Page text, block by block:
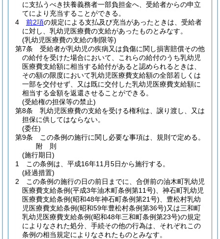
に支払うべき扶養義務者一部負担金へ、受給者からの申立
てにより充当することができる。
4
前2項の規定による支払及び充当があったときは、受給者
に対し、乳幼児医療費の支給があったものとみなす。
(乳幼児医療費の支給の制限等)
第7条
受給者が乳幼児の疾病又は負傷に関し損害賠償その他
の給付を受けた場合において、これらの給付のうち乳幼児
医療費支給額に相当する給付があると認められるときは、
その額の限度において乳幼児医療費支給額の全部若しくは
一部を交付せず、又は既に交付した乳幼児医療費支給額に
相当する金額を返還させることができる。
(受給権の担保等の禁止)
第8条
乳幼児医療費の支給を受ける権利は、譲り渡し、又は
担保に供してはならない。
(委任)
第9条
この条例の施行に関し必要な事項は、規則で定める。
附 則
(施行期日)
1
この条例は、平成16年11月5日から施行する。
(経過措置)
2
この条例の施行の日の前日までに、合併前の油木町乳幼児
医療費支給条例(平成3年油木町条例第11号) 、神石町乳幼児
医療費支給条例(昭和48年神石町条例第21号) 、豊松村乳幼
児医療費支給条例(昭和59年豊松村条例第36号)又は三和町
乳幼児医療費支給条例(昭和48年三和町条例第23号)の規定
によりなされた処分、手続その他の行為は、それぞれこの
条例の相当規定によりなされたものとみなす。